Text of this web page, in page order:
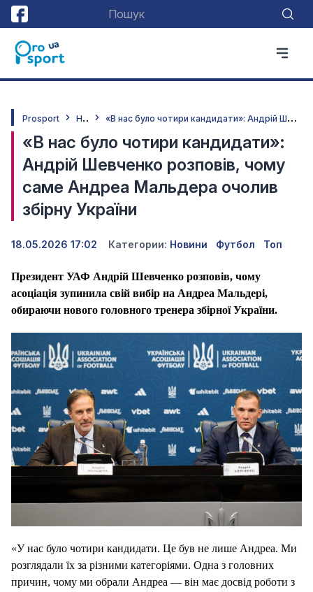
Prosport Н
овини «
В нас було чотири кандидати»: Андрій Шевченко розповів, чому саме Андреа Мальдера очолив збірну України
«В нас було чотири кандидати»:
Андрій Шевченко розповів, чому
саме Андреа Мальдера очолив
збірну України
18.05.2026 17:02 Категории: Новини Футбол Топ
Президент УАФ Андрій Шевченко розповів, чому
асоціація зупинила свій вибір на Андреа Мальдері,
обираючи нового головного тренера збірної України.
«У нас було чотири кандидати. Це був не лише Андреа. Ми
розглядали їх за різними категоріями. Одна з головних
причин, чому ми обрали Андреа — він має досвід роботи з